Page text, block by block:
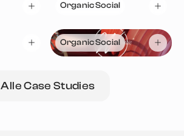
Organic Social
Organic Social
Alle Case Studies